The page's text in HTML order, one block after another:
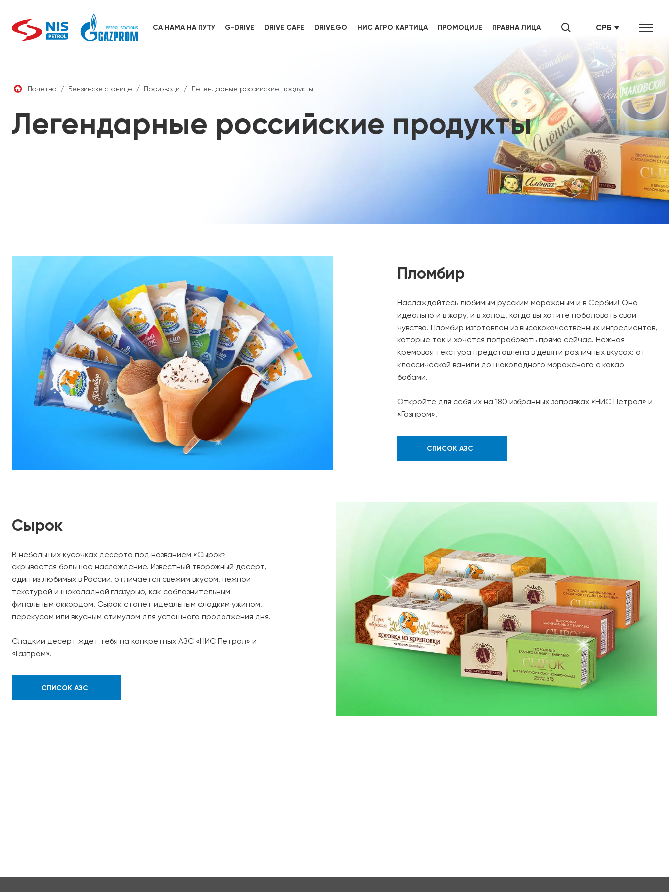
СА НАМА НА ПУТУ G-DRIVE DRIVE CAFE DRIVE.GO НИС АГРО КАРТИЦА ПРОМОЦИЈЕ ПРАВНА ЛИЦА
СРБ
ENG
content
Почетна / Бензинске станице / Производи / Легендарные российские продукты
Легендарные российские продукты
Пломбир
Наслаждайтесь любимым русским мороженым и в Сербии! Оно
идеально и в жару, и в холод, когда вы хотите побаловать свои
чувства. Пломбир изготовлен из высококачественных ингредиентов,
которые так и хочется попробовать прямо сейчас. Нежная
кремовая текстура представлена ​​в девяти различных вкусах: от
классической ванили до шоколадного мороженого с какао-
бобами.
Откройте для себя их на 180 избранных заправках «НИС Петрол» и
«Газпром».
СПИСОК АЗС
Сырок
В небольших кусочках десерта под названием «Сырок»
скрывается большое наслаждение. Известный творожный десерт,
один из любимых в России, отличается свежим вкусом, нежной
текстурой и шоколадной глазурью, как соблазнительным
финальным аккордом. Сырок станет идеальным сладким ужином,
перекусом или вкусным стимулом для успешного продолжения дня.
Сладкий десерт ждет тебя на конкретных АЗС «НИС Петрол» и
«Газпром».
СПИСОК АЗС